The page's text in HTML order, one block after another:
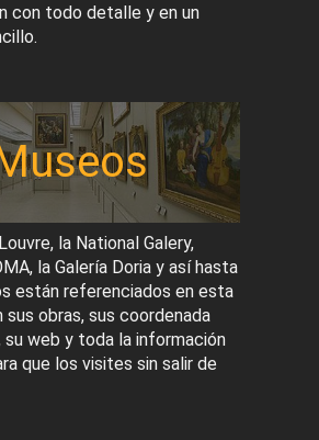
con todo detalle y en un
la National Galery,
la Galería Doria y así hasta
están referenciados en esta
sus obras, sus coordenada
su web y toda la información
que los visites sin salir de